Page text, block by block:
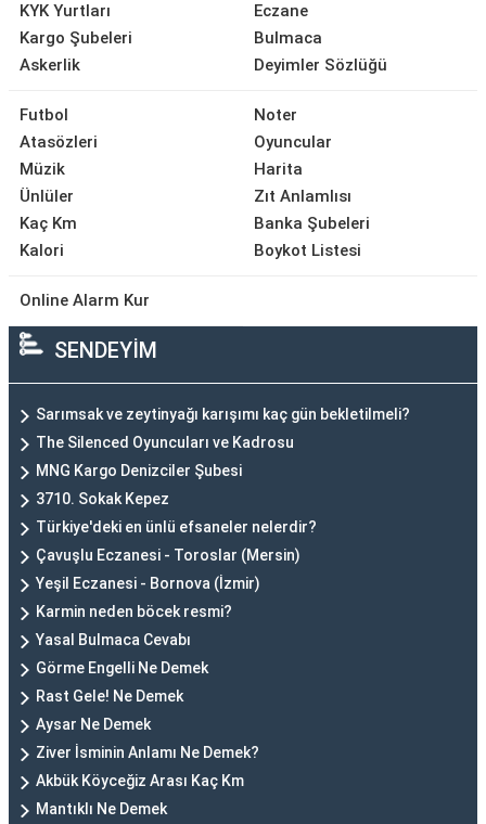
KYK Yurtları
Kargo Şubeleri
Askerlik
Eczane
Bulmaca
Deyimler Sözlüğü
Futbol
Atasözleri
Müzik
Ünlüler
Kaç Km
Kalori
Noter
Oyuncular
Harita
Zıt Anlamlısı
Banka Şubeleri
Boykot Listesi
Online Alarm Kur
SENDEYİM
Sarımsak ve zeytinyağı karışımı kaç gün bekletilmeli?
The Silenced Oyuncuları ve Kadrosu
MNG Kargo Denizciler Şubesi
3710. Sokak Kepez
Türkiye'deki en ünlü efsaneler nelerdir?
Çavuşlu Eczanesi - Toroslar (Mersin)
Yeşil Eczanesi - Bornova (İzmir)
Karmin neden böcek resmi?
Yasal Bulmaca Cevabı
Görme Engelli Ne Demek
Rast Gele! Ne Demek
Aysar Ne Demek
Ziver İsminin Anlamı Ne Demek?
Akbük Köyceğiz Arası Kaç Km
Mantıklı Ne Demek